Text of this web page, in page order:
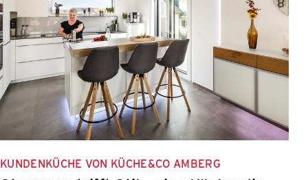
KUNDENKÜCHE VON KÜCHE&CO AMBERG